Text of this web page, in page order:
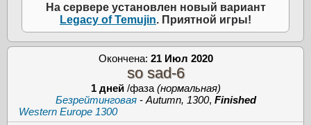
На сервере установлен новый вариант
Legacy of Temujin. Приятной игры!
Окончена: 21 Июл 2020
so sad-6
1 дней/фаза (нормальная)
Безрейтинговая- Autumn, 1300, Finished
Western Europe 1300